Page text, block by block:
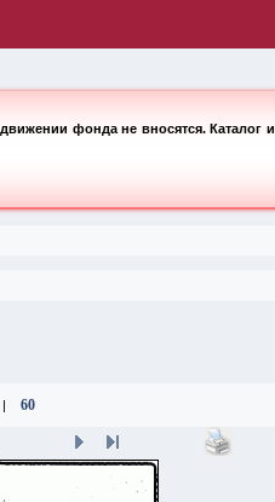
фонда не вносятся. Каталог
| 60